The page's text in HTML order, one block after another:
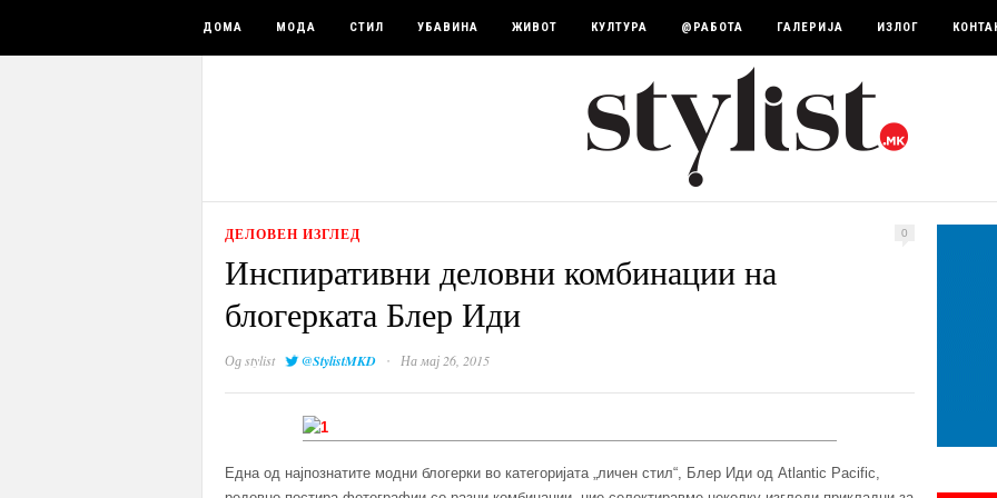
ДОМА МОДА СТИЛ УБАВИНА ЖИВОТ КУЛТУРА @РАБОТА ГАЛЕРИЈА ИЗЛОГ
ДЕЛОВЕН ИЗГЛЕД 0
Инспиративни деловни комбинации на
блогерката Блер Иди
Одstylist @StylistMKD · На мај 26, 2015
Една од најпознатите модни блогерки во категоријата „личен стил“, Блер Иди од Atlantic Pacific,